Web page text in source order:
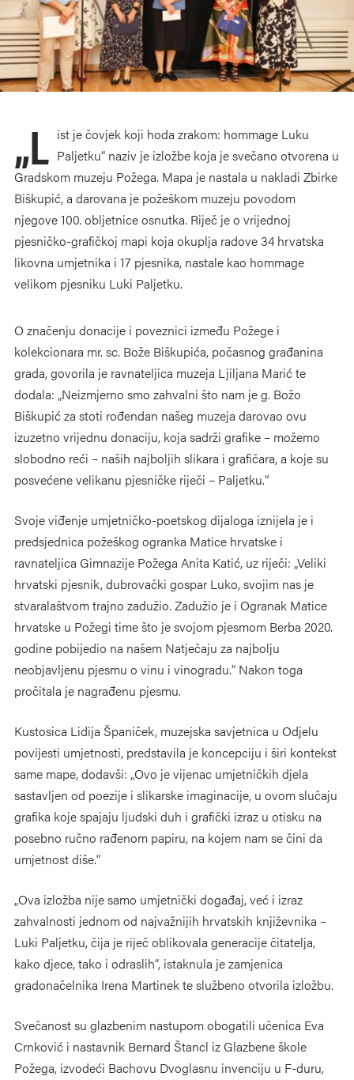
„L ist je čovjek koji hoda zrakom: hommage Luku
Paljetku“ naziv je izložbe koja je svečano otvorena u
Gradskom muzeju Požega. Mapa je nastala u nakladi Zbirke
Biškupić, a darovana je požeškom muzeju povodom
njegove 100. obljetnice osnutka. Riječ je o vrijednoj
pjesničko-grafičkoj mapi koja okuplja radove 34 hrvatska
likovna umjetnika i 17 pjesnika, nastale kao hommage
velikom pjesniku Luki Paljetku.
O značenju donacije i poveznici između Požege i
kolekcionara mr. sc. Bože Biškupića, počasnog građanina
grada, govorila je ravnateljica muzeja Ljiljana Marić te
dodala: „Neizmjerno smo zahvalni što nam je g. Božo
Biškupić za stoti rođendan našeg muzeja darovao ovu
izuzetno vrijednu donaciju, koja sadrži grafike – možemo
slobodno reći – naših najboljih slikara i grafičara, a koje su
posvećene velikanu pjesničke riječi – Paljetku.“
Svoje viđenje umjetničko-poetskog dijaloga iznijela je i
predsjednica požeškog ogranka Matice hrvatske i
ravnateljica Gimnazije Požega Anita Katić, uz riječi: „Veliki
hrvatski pjesnik, dubrovački gospar Luko, svojim nas je
stvaralaštvom trajno zadužio. Zadužio je i Ogranak Matice
hrvatske u Požegi time što je svojom pjesmom Berba 2020.
godine pobijedio na našem Natječaju za najbolju
neobjavljenu pjesmu o vinu i vinogradu.“ Nakon toga
pročitala je nagrađenu pjesmu.
Kustosica Lidija Španiček, muzejska savjetnica u Odjelu
povijesti umjetnosti, predstavila je koncepciju i širi kontekst
same mape, dodavši: „Ovo je vijenac umjetničkih djela
sastavljen od poezije i slikarske imaginacije, u ovom slučaju
grafika koje spajaju ljudski duh i grafički izraz u otisku na
posebno ručno rađenom papiru, na kojem nam se čini da
umjetnost diše.“
„Ova izložba nije samo umjetnički događaj, već i izraz
zahvalnosti jednom od najvažnijih hrvatskih književnika –
Luki Paljetku, čija je riječ oblikovala generacije čitatelja,
kako djece, tako i odraslih“, istaknula je zamjenica
gradonačelnika Irena Martinek te službeno otvorila izložbu.
Svečanost su glazbenim nastupom obogatili učenica Eva
Crnković i nastavnik Bernard Štancl iz Glazbene škole
Požega, izvodeći Bachovu Dvoglasnu invenciju u F-duru,